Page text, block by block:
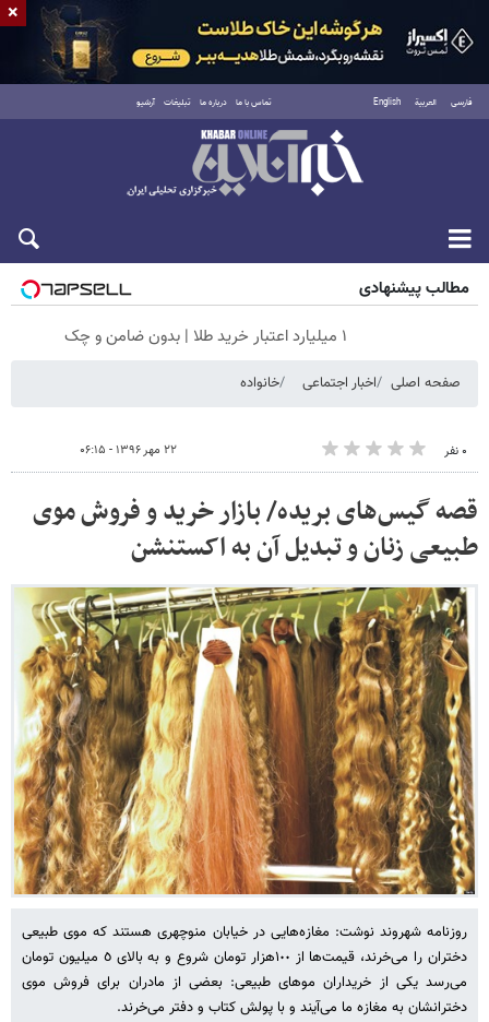
فارسی العربية English تماس با ما درباره ما تبلیغات آرشیو
جمعه ۱۶ مرداد ۱۴۰۵
مطالب پیشنهادی
۱ میلیارد اعتبار خرید طلا | بدون ضامن و چک
صفحه اصلی اخبار اجتماعی خانواده
۰ نفر ۲۲ مهر ۱۳۹۶ - ۰۶:۱۵
قصه گیس‌های بریده/ بازار خرید و فروش موی
طبیعی زنان و تبدیل آن به اکستنشن
روزنامه شهروند نوشت: مغازه‌هایی در خیابان منوچهری هستند که موی طبیعی
دختران را می‌خرند، قیمت‌ها از ١٠٠هزار تومان شروع و به بالای ٥ میلیون تومان
می‌رسد یکی از خریداران موهای طبیعی: بعضی از مادران برای فروش موی
دخترانشان به مغازه ما می‌آیند و با پولش کتاب و دفتر می‌خرند.
×